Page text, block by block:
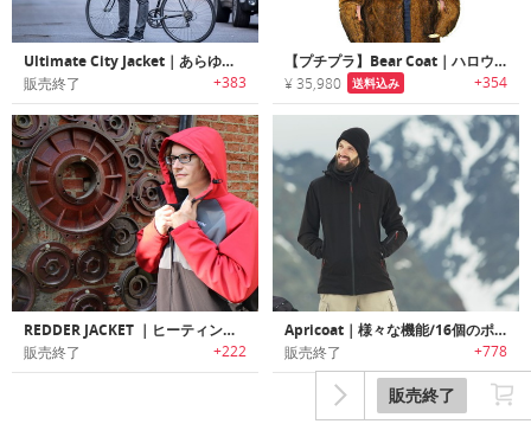
販売終了
Ultimate City Jacket｜あらゆる天候・生活環境に適応する汎用性に優れた多機能ジャケット「ウルティメイトシティジャケット」
販売終了 +383
【プチプラ】Bear Coat｜ハロウィンに最適なベアーコート
¥ 35,980 送料込み +354
REDDER JACKET ｜ヒーティング機能搭載アウトドアジャケット「レッダージャケット」
販売終了 +222
Apricoat｜様々な機能/16個のポケットを搭載したアドベンチャージャケット「アプリコート」
販売終了 +778